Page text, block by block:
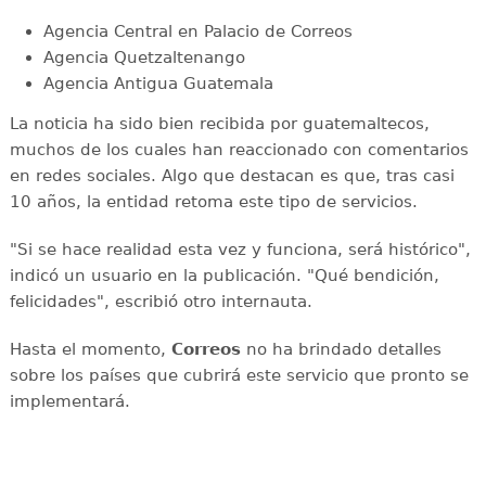
Agencia Central en Palacio de Correos
Agencia Quetzaltenango
Agencia Antigua Guatemala
La noticia ha sido bien recibida por guatemaltecos,
muchos de los cuales han reaccionado con comentarios
en redes sociales. Algo que destacan es que, tras casi
10 años, la entidad retoma este tipo de servicios.
"Si se hace realidad esta vez y funciona, será histórico",
indicó un usuario en la publicación. "Qué bendición,
felicidades", escribió otro internauta.
Hasta el momento, Correosno ha brindado detalles
sobre los países que cubrirá este servicio que pronto se
implementará.